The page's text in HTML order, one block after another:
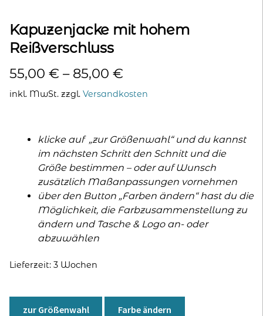
Kapuzenjacke mit hohem
Reißverschluss
55,00 € – 85,00 €
inkl. MwSt. zzgl. Versandkosten
klicke auf „zur Größenwahl“ und du kannst
im nächsten Schritt den Schnitt und die
Größe bestimmen – oder auf Wunsch
zusätzlich Maßanpassungen vornehmen
über den Button „Farben ändern“ hast du die
Möglichkeit, die Farbzusammenstellung zu
ändern und Tasche & Logo an- oder
abzuwählen
Lieferzeit: 3 Wochen
zur Größenwahl Farbe ändern